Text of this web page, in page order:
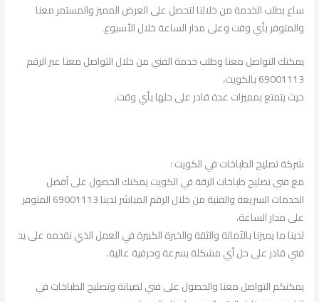
ساع بطلب الخدمة من خلالنا لتحصل على العرض المميز والمستمر معنا
والمتوفر بأي وقت وعلى مدار الساعة خلال الأسبوع.
يمكنك التواصل معنا وطلب خدمة الفني من خلال التواصل معنا عبر الرقم
69001113 بالكويت،
حيث يتمتع بمميزات عدة قادر على حلها بأي وقت.
شركة تصليح الطباخات في الكويت :
مع فني تصليح طباخات الرقة في الكويت يمكنك الحصول على أفضل
الخدمات السريعة والفنية من خلال الرقم المباشر لدينا 69001113 المتوفر
على مدار الساعة،
لدينا ما يميزنا بالأمانة والثقة والخبرة الكبيرة في العمل الذي نقدمه على يد
فني قادر على حل أي مشكلة بسرعة وحرفية عالية.
يمكنكم التواصل معنا والحصول على فني لصيانة وتصليح الطباخات في